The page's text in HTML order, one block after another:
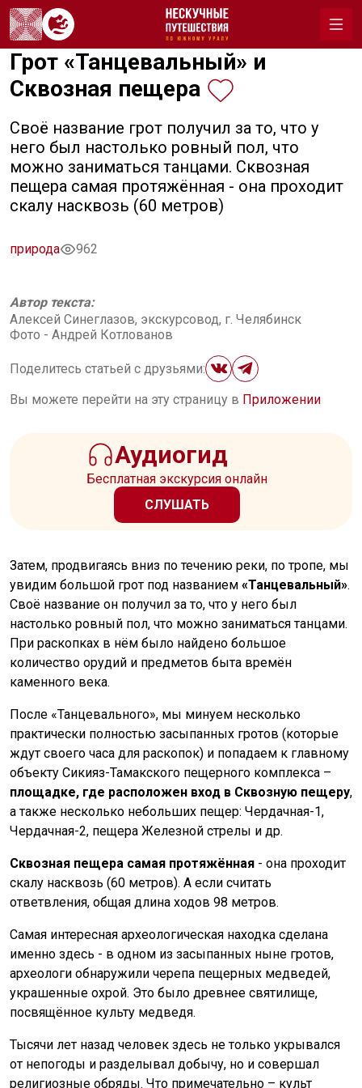
Грот «Танцевальный» и
Сквозная пещера
Своё название грот получил за то, что у
него был настолько ровный пол, что
можно заниматься танцами. Сквозная
пещера самая протяжённая - она проходит
скалу насквозь (60 метров)
природа 962
Автор текста:
Алексей Синеглазов, экскурсовод, г. Челябинск
Фото - Андрей Котлованов
Поделитесь статьей с друзьями:
Вы можете перейти на эту страницу в Приложении
Аудиогид
Бесплатная экскурсия онлайн
СЛУШАТЬ
Затем, продвигаясь вниз по течению реки, по тропе, мы
увидим большой грот под названием «Танцевальный».
Своё название он получил за то, что у него был
настолько ровный пол, что можно заниматься танцами.
При раскопках в нём было найдено большое
количество орудий и предметов быта времён
каменного века.
После «Танцевального», мы минуем несколько
практически полностью засыпанных гротов (которые
ждут своего часа для раскопок) и попадаем к главному
объекту Сикияз-Тамакского пещерного комплекса –
площадке, где расположен вход в Сквозную пещеру,
а также несколько небольших пещер: Чердачная-1,
Чердачная-2, пещера Железной стрелы и др.
Сквозная пещера самая протяжённая - она проходит
скалу насквозь (60 метров). А если считать
ответвления, общая длина ходов 98 метров.
Самая интересная археологическая находка сделана
именно здесь - в одном из засыпанных ныне гротов,
археологи обнаружили черепа пещерных медведей,
украшенные охрой. Это было древнее святилище,
посвящённое культу медведя.
Тысячи лет назад человек здесь не только укрывался
от непогоды и разделывал добычу, но и совершал
религиозные обряды. Что примечательно – культ